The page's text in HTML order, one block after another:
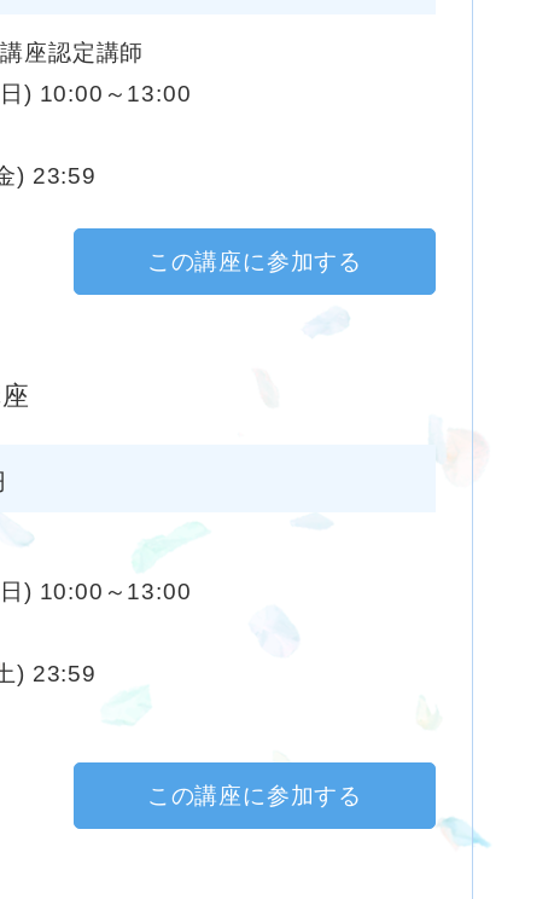
座認定講師
) 10:00～13:00
) 23:59
この講座に参加する
) 10:00～13:00
) 23:59
この講座に参加する